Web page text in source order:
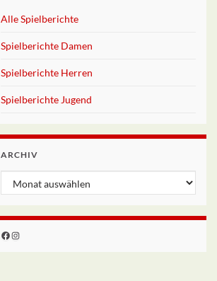
Alle Spielberichte
Spielberichte Damen
Spielberichte Herren
Spielberichte Jugend
ARCHIV
Archiv
Facebook
Instagram